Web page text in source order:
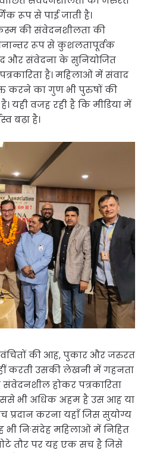
रूप से पाई जाती है।
की संवेदनशीलता की
रूप से कुशलतापूर्वक
और संवेदना के सुनियोजित
है। महिलाओं में संवाद
करने का गुण भी पुरुषों की
यही वजह रही है कि मीडिया में
बढ़ा है।
की आह, पुकार और जरुरत
करती उसकी लेखनी में गहनता
होकर पत्रकारिता
भी अधिक अहम है उस आह या
करना यहाँ जिस सुयोग्य
निःसंदेह महिलाओं में निहित
तौर पर यह एक सच है जिसे